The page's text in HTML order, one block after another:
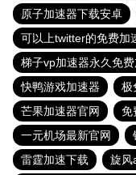
原子加速器下载安卓
可以上twitter的免费加
梯子vp加速器永久免
快鸭游戏加速器
极
芒果加速器官网
免
一元机场最新官网
雷霆加速下载
旋风